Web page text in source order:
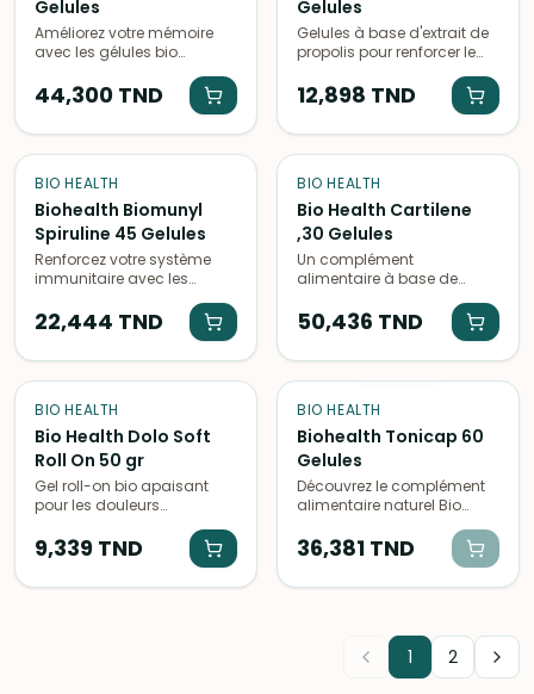
Gelules
Améliorez votre mémoire
avec les gélules bio
Formule naturelle pour
booster vos capacités
44,300 TND
Gelules
Gelules à base d'extrait de
propolis pour renforcer le
soulager les maux de
gorge. Idéal pour lutter
12,898 TND
BIO HEALTH
Biohealth Biomunyl
Spiruline 45 Gelules
Renforcez votre système
immunitaire avec les
Health Biomunyl. Un
complément alimentaire
22,444 TND
BIO HEALTH
Bio Health Cartilene
,30 Gelules
Un complément
alimentaire à base de
pour la santé des
articulations. 30 gélules
50,436 TND
BIO HEALTH
Bio Health Dolo Soft
Roll On 50 gr
Gel roll-on bio apaisant
pour les douleurs
à base d'huiles essentielles
naturelles, pratique et
9,339 TND
BIO HEALTH
Biohealth Tonicap 60
Gelules
Découvrez le complément
alimentaire naturel Bio
avec des ingrédients
biologiques, pour soutenir
36,381 TND
1 2